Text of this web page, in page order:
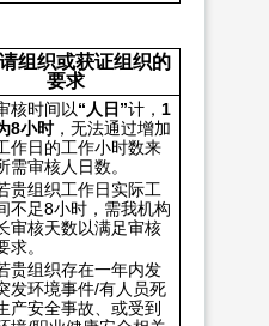
组织或获证组织的
要求
核时间以“人日”计， 1
8小时，无法通过增加
作日的工作小时数来
需审核人日数。
贵组织工作日实际工
不足8小时，需我机构
审核天数以满足审核
求。
贵组织存在一年内发
发环境事件/有人员死
产安全事故、或受到